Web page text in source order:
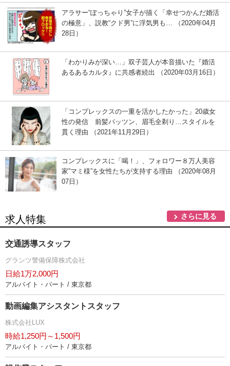
アラサー“ぽっちゃり”女子が描く「幸せつかんだ婚活
の極意」、説教“クド男”に浮気男も… （2020年04月
28日）
「わかりみが深い…」双子芸人が本音描いた『婚活
あるあるカルタ』に共感者続出 （2020年03月16日）
「コンプレックスの一重を活かしたかった」20歳女
性の発信 前髪パッツン、眉毛全剃り…スタイルを
貫く理由 （2021年11月29日）
コンプレックスに「喝！」、フォロワー８万人美容
家”マミ様”を女性たちが支持する理由 （2020年08月
07日）
求人特集 さらに見る
交通誘導スタッフ
グランツ警備保障株式会社
日給1万2,000円
アルバイト・パート / 東京都
動画編集アシスタントスタッフ
株式会社LUX
時給1,250円～1,500円
アルバイト・パート / 東京都